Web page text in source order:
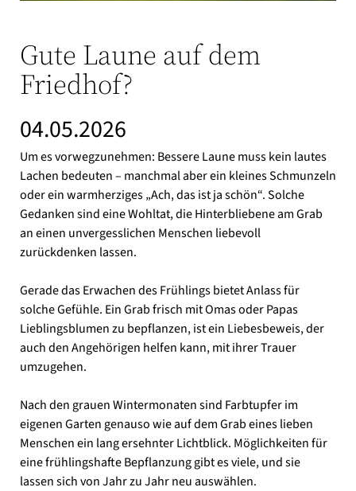
Gute Laune auf dem
Friedhof?
04.05.2026
Um es vorwegzunehmen: Bessere Laune muss kein lautes
Lachen bedeuten – manchmal aber ein kleines Schmunzeln
oder ein warmherziges „Ach, das ist ja schön“. Solche
Gedanken sind eine Wohltat, die Hinterbliebene am Grab
an einen unvergesslichen Menschen liebevoll
zurückdenken lassen.
Gerade das Erwachen des Frühlings bietet Anlass für
solche Gefühle. Ein Grab frisch mit Omas oder Papas
Lieblingsblumen zu bepflanzen, ist ein Liebesbeweis, der
auch den Angehörigen helfen kann, mit ihrer Trauer
umzugehen.
Nach den grauen Wintermonaten sind Farbtupfer im
eigenen Garten genauso wie auf dem Grab eines lieben
Menschen ein lang ersehnter Lichtblick. Möglichkeiten für
eine frühlingshafte Bepflanzung gibt es viele, und sie
lassen sich von Jahr zu Jahr neu auswählen.